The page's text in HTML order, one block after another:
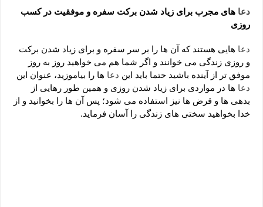
دعای رفع فقر و طلب رزق و روزی – آیه‌ جلب ثروت و برکت مال
لا حول ولا قوة الا بالله برای چشم زخم – دعای چشم زخم ماشاالله
دعای قوی رفع ترس – دعای مجرب برای آرامش قلب و رفع اضطراب
دعا برای پولدار شدن در یک روز – دعای ثروت حضرت سلیمان
دعا های مجرب برای زیاد شدن برکت سفره و موفقیت در کسب
روزی
دعا هایی هستند که آن ها را بر سر سفره و برای زیاد شدن برکت
و روزی زندگی می خوانند و اگر شما هم می خواهید روز به روز
موفق تر از آینده باشید حتما باید این دعا ها را بیاموزید، عنوان این
دعا ها در مواردی برای زیاد شدن روزی و همین طور رهایی از
بدهی ها و قرض ها نیز استفاده می شود؛ پس آن ها را بخوانید و از
خدا بخواهید سختی های زندگی را آسان فرماید.